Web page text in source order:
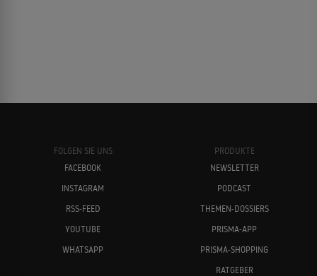
FOLGEN SIE UNS
FACEBOOK
INSTAGRAM
RSS-FEED
YOUTUBE
WHATSAPP
PRODUKTE
NEWSLETTER
PODCAST
THEMEN-DOSSIERS
PRISMA-APP
PRISMA-SHOPPING
RATGEBER